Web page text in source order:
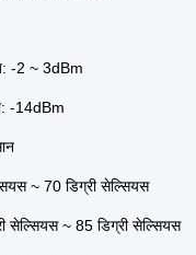
-2 ~ 3dBm
-14dBm
~ 70 डिग्री सेल्सियस
सेल्सियस ~ 85 डिग्री सेल्सियस